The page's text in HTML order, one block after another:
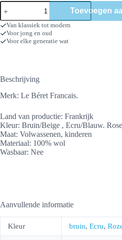
Baret
Britt
aantal
Toevoegen
Van klassiek tot modern
Voor jong en oud
Voor elke generatie wat
Beschrijving
Merk: Le Béret Francais.
Land van productie: Frankrijk
Kleur: Bruin/Beige , Ecru/Blauw.
Maat: Volwassenen, kinderen
Materiaal: 100% wol
Wasbaar: Nee
Aanvullende informatie
Kleur bruin, Ecru,